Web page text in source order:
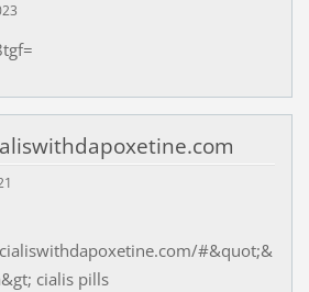
#&quot;&
cialis pills